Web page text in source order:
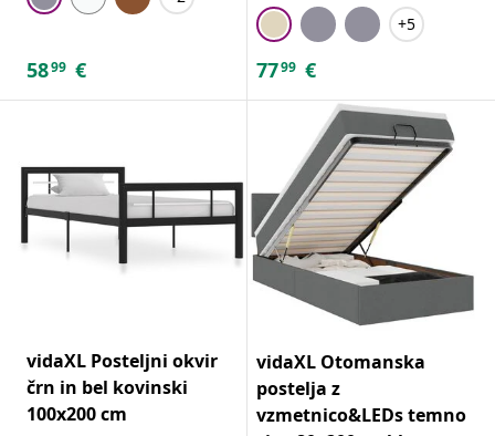
5899 €
+5
7799 €
vidaXL Posteljni okvir
črn in bel kovinski
100x200 cm
vidaXL Otomanska
postelja z
vzmetnico&LEDs temno